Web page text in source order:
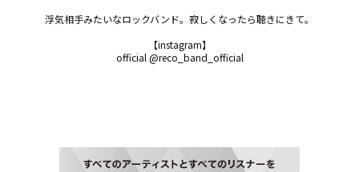
浮気相手みたいなロックバンド。寂しくなったら聴きにきて。
【instagram】
official @reco_band_official